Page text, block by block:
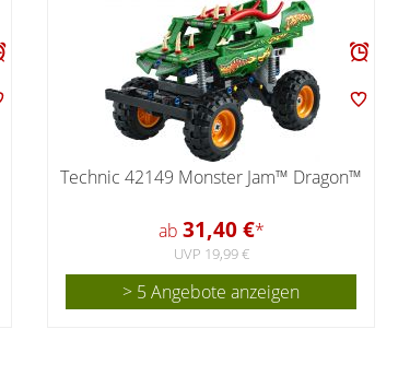
Technic 42149 Monster Jam™ Dragon™
ab 31,40 €*
UVP 19,99 €
> 5 Angebote anzeigen